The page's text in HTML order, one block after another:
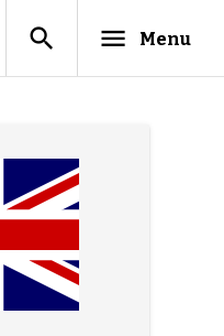
search menu Menu